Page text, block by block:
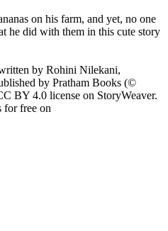
on his farm, and yet, no one
he did with them in this cute story
by Rohini Nilekani,
by Pratham Books (©
BY 4.0 license on StoryWeaver.
for free on